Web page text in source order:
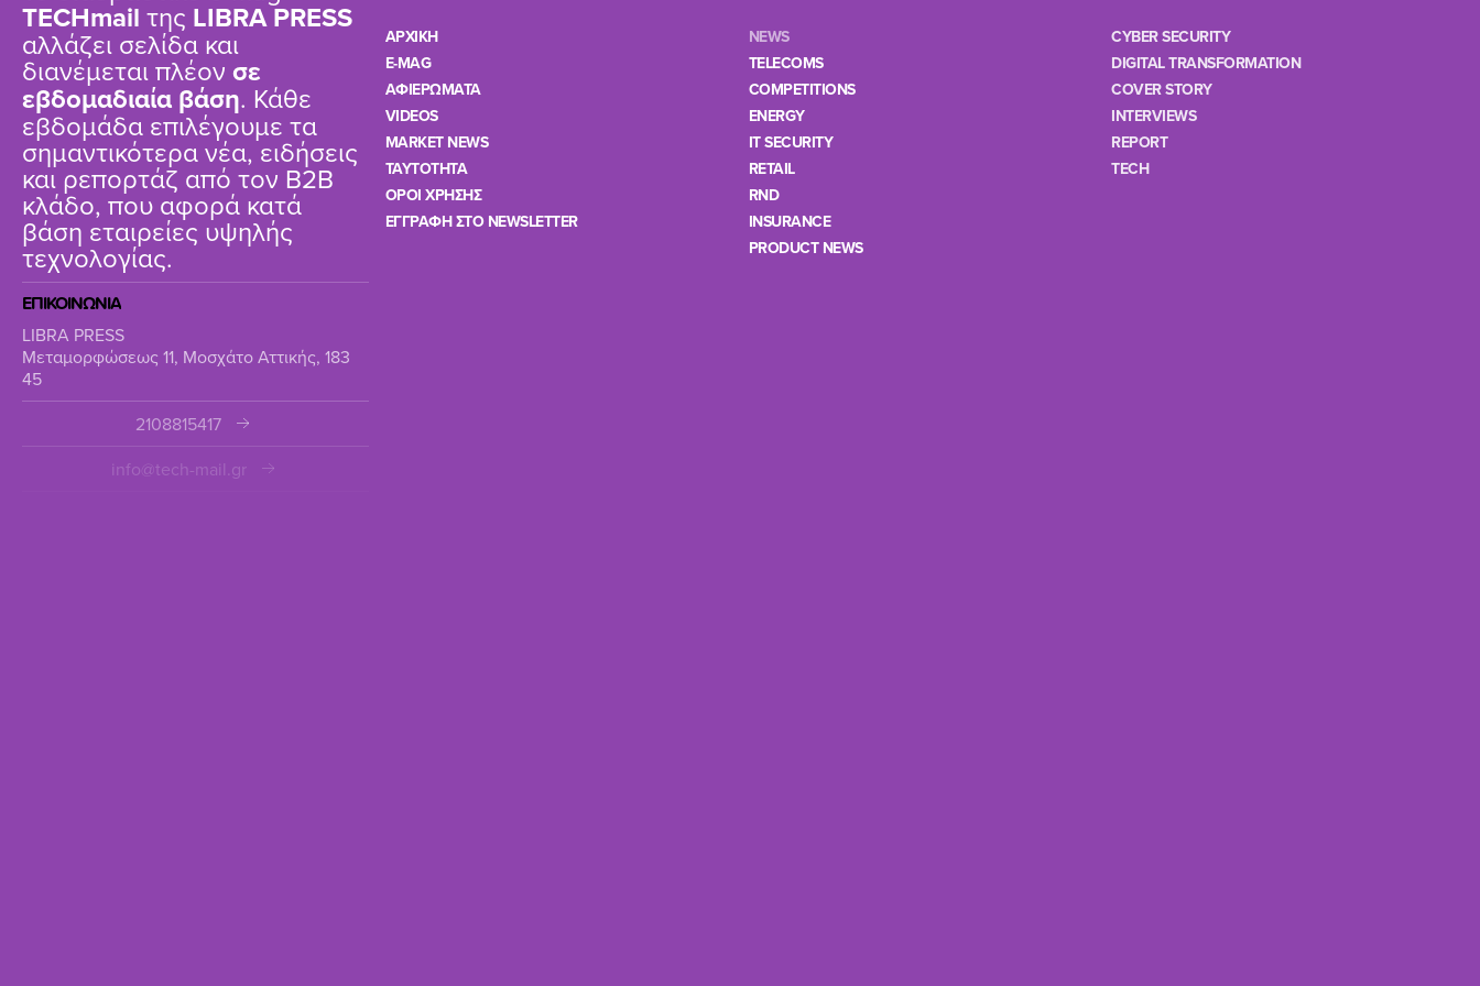
TΕCHmail της LIBRA PRESS
αλλάζει σελίδα και
διανέμεται πλέον σε
εβδομαδιαία βάση. Κάθε
εβδομάδα επιλέγουμε τα
σημαντικότερα νέα, ειδήσεις
και ρεπορτάζ από τον B2B
κλάδο, που αφορά κατά
βάση εταιρείες υψηλής
τεχνολογίας.
ΕΠΙΚΟΙΝΩΝΙΑ
LIBRA PRESS
Μεταμορφώσεως 11, Μοσχάτο Αττικής, 183
45
2108815417
info@tech-mail.gr
ΑΡΧΙΚΗ
E-MAG
ΑΦΙΕΡΩΜΑΤΑ
VIDEOS
MARKET NEWS
TAYTOTHTA
ΟΡΟΙ ΧΡΗΣΗΣ
ΕΓΓΡΑΦΗ ΣΤΟ NEWSLETTER
NEWS
TELECOMS
COMPETITIONS
ENERGY
IT SECURITY
RETAIL
RND
INSURANCE
PRODUCT NEWS
CYBER SECURITY
DIGITAL TRANSFORMATION
COVER STORY
INTERVIEWS
REPORT
TECH